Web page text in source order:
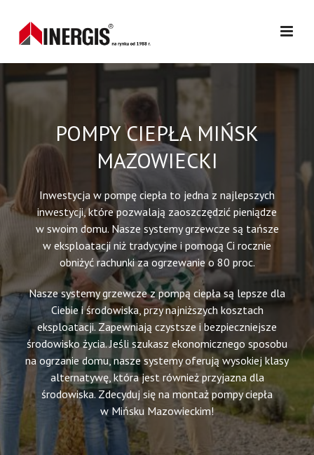
POMPY CIEPŁA MIŃSK
MAZOWIECKI
Inwestycja w pompę ciepła to jedna z najlepszych
inwestycji, które pozwalają zaoszczędzić pieniądze
w swoim domu. Nasze systemy grzewcze są tańsze
w eksploatacji niż tradycyjne i pomogą Ci rocznie
obniżyć rachunki za ogrzewanie o 80 proc.
Nasze systemy grzewcze z pompą ciepła są lepsze dla
Ciebie i środowiska, przy najniższych kosztach
eksploatacji. Zapewniają czystsze i bezpieczniejsze
środowisko życia. Jeśli szukasz ekonomicznego sposobu
na ogrzanie domu, nasze systemy oferują wysokiej klasy
alternatywę, która jest również przyjazna dla
środowiska. Zdecyduj się na montaż pompy ciepła
w Mińsku Mazowieckim!